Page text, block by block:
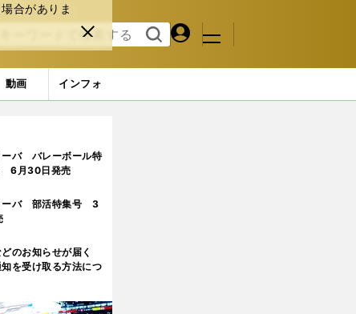
合がありま
閉じ
る
検索
る
マイペ
ジ
メニュ
動画 インフォ
クがフィンランド行きを決断した裏事情
ーバ バレーボール特
6月30日発売
ーバ 部活特集号 3
どのお知らせが届く
を受け取る方法につ